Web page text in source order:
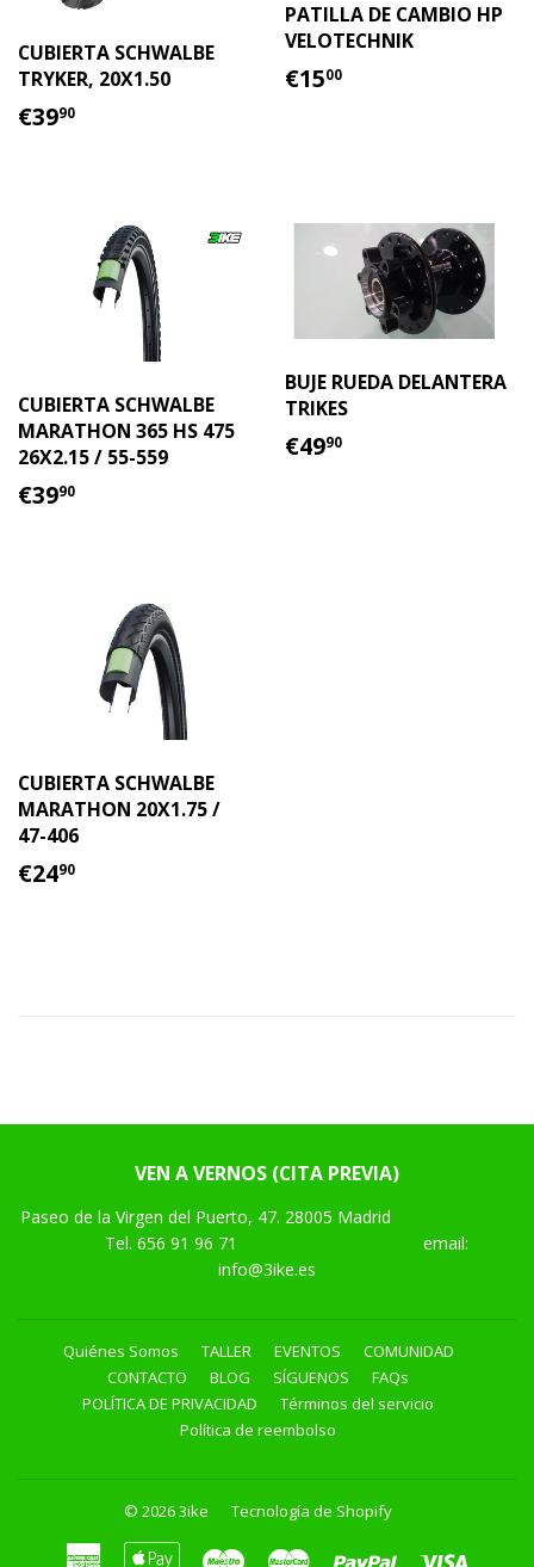
CUBIERTA SCHWALBE
TRYKER, 20X1.50
PRECIO
€3990
PATILLA DE CAMBIO HP
VELOTECHNIK
PRECIO
€1500
CUBIERTA SCHWALBE
MARATHON 365 HS 475
26X2.15 / 55-559
PRECIO
€3990
BUJE RUEDA DELANTERA
TRIKES
PRECIO
€4990
CUBIERTA SCHWALBE
MARATHON 20X1.75 /
47-406
PRECIO
€2490
VEN A VERNOS (CITA PREVIA)
Paseo de la Virgen del Puerto, 47. 28005 Madrid
Tel. 656 91 96 71
email:
info@3ike.es
Quiénes Somos TALLER EVENTOS
COMUNIDAD
CONTACTO
BLOG SÍGUENOS
FAQs
POLÍTICA DE PRIVACIDAD
Términos del servicio
Política de reembolso
© 20263ike Tecnología de Shopify
American Apple Maestro Master Paypal